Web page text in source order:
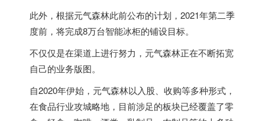
此外，根据元气森林此前公布的计划，2021年第二季
度前，将完成8万台智能冰柜的铺设目标。
不仅仅是在渠道上进行努力，元气森林正在不断拓宽
自己的业务版图。
自2020年伊始，元气森林以入股、收购等多种形式，
在食品行业攻城略地，目前涉足的板块已经覆盖了零